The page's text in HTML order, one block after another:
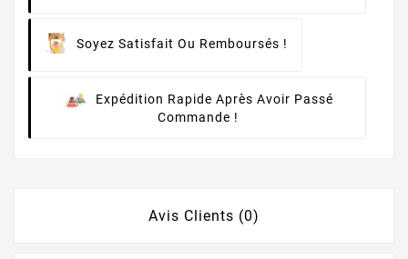
Soyez Satisfait Ou Remboursés !
Expédition Rapide Après Avoir Passé
Commande !
Avis Clients (0)